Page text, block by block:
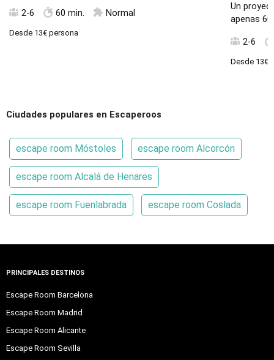
2-6 60 min. Normal
Desde 13€ persona
Un
apenas
2-6
Desde 13€
Ciudades populares en Escaperoos
escape room Móstoles escape room Alcorcón
escape room Alcalá de Henares
escape room Fuenlabrada escape room Coslada
PRINCIPALES DESTINOS
Escape Room Barcelona
Escape Room Madrid
Escape Room Alicante
Escape Room Sevilla